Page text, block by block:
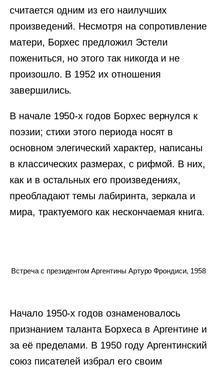
считается одним из его наилучших
произведений. Несмотря на сопротивление
матери, Борхес предложил Эстели
пожениться, но этого так никогда и не
произошло. В 1952 их отношения
завершились.
В начале 1950-х годов Борхес вернулся к
поэзии; стихи этого периода носят в
основном элегический характер, написаны
в классических размерах, с рифмой. В них,
как и в остальных его произведениях,
преобладают темы лабиринта, зеркала и
мира, трактуемого как нескончаемая книга.
Встреча с президентом Аргентины Артуро Фрондиси, 1958
Начало 1950-х годов ознаменовалось
признанием таланта Борхеса в Аргентине и
за её пределами. В 1950 году Аргентинский
союз писателей избрал его своим